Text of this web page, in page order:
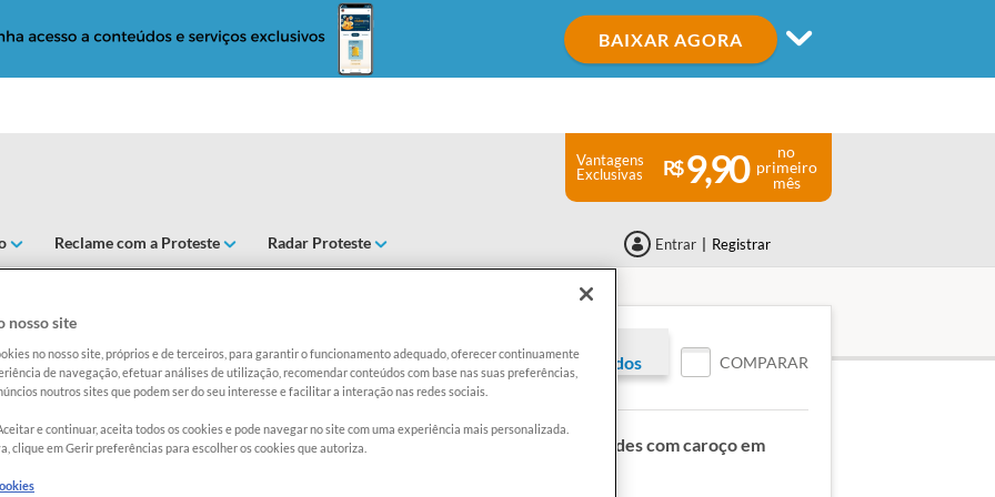
BAIXAR AGORA
Reclame com a Proteste Radar Proteste Entrar Registrar
Vantagens
Exclusivas
9,90
no
primeiro
mês
VERDES COM CAROÇO EM CONSERVA
Exclusivo para associados COMPARAR
Azeitonas verdes com caroço em
nosso site
no nosso site, próprios e de terceiros, para garantir o funcionamento adequado, oferecer continuamente
de navegação, efetuar análises de utilização, recomendar conteúdos com base nas suas preferências,
noutros sites que podem ser do seu interesse e facilitar a interação nas redes sociais.
e continuar, aceita todos os cookies e pode navegar no site com uma experiência mais personalizada.
clique em Gerir preferências para escolher os cookies que autoriza.